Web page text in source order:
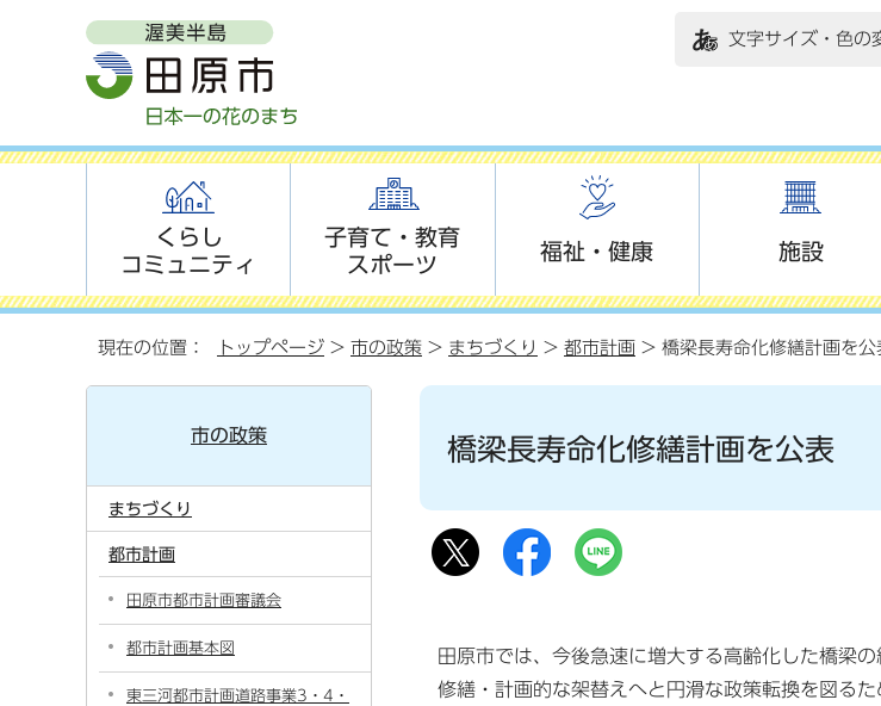
文字サイズ・色の
くらし
コミュニティ
子育て・教育
スポーツ
福祉・健康 施設
現在の位置： トップページ > 市の政策 > まちづくり > 都市計画 > 橋梁長寿命化修繕計画を公
橋梁長寿命化修繕計画を公表
田原市では、今後急速に増大する高齢化した橋梁
修繕・計画的な架替えへと円滑な政策転換を図る
市の政策
まちづくり
都市計画
田原市都市計画審議会
都市計画基本図
東三河都市計画道路事業3・4・